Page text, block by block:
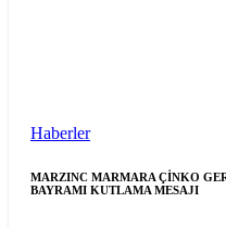
Haberler
MARZINC MARMARA ÇİNKO
BAYRAMI KUTLAMA MESAJI